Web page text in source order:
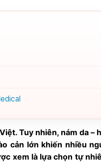
Tuy nhiên, nám da –
cản lớn khiến nhiều
xem là lựa chọn tự